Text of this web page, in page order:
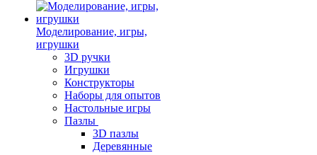
Моделирование, игры,
игрушки
3D ручки
Игрушки
Конструкторы
Наборы для опытов
Настольные игры
Пазлы
3D пазлы
Деревянные